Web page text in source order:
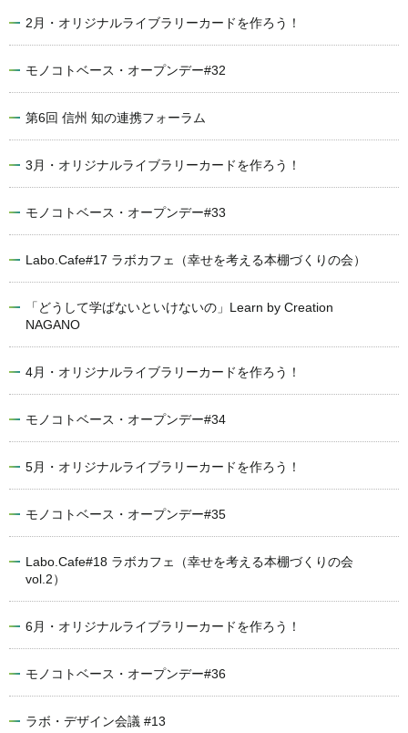
2月・オリジナルライブラリーカードを作ろう！
モノコトベース・オープンデー#32
第6回 信州 知の連携フォーラム
3月・オリジナルライブラリーカードを作ろう！
モノコトベース・オープンデー#33
Labo.Cafe#17 ラボカフェ（幸せを考える本棚づくりの会）
「どうして学ばないといけないの」Learn by Creation
NAGANO
4月・オリジナルライブラリーカードを作ろう！
モノコトベース・オープンデー#34
5月・オリジナルライブラリーカードを作ろう！
モノコトベース・オープンデー#35
Labo.Cafe#18 ラボカフェ（幸せを考える本棚づくりの会
vol.2）
6月・オリジナルライブラリーカードを作ろう！
モノコトベース・オープンデー#36
ラボ・デザイン会議 #13